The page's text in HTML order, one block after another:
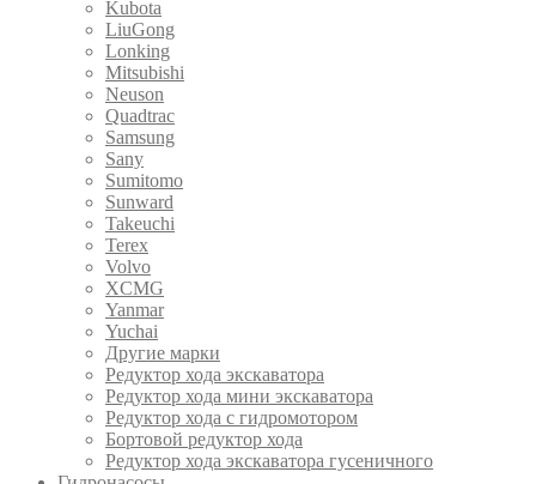
Kubota
LiuGong
Lonking
Mitsubishi
Neuson
Quadtrac
Samsung
Sany
Sumitomo
Sunward
Takeuchi
Terex
Volvo
XCMG
Yanmar
Yuchai
Другие марки
Редуктор хода экскаватора
Редуктор хода мини экскаватора
Редуктор хода с гидромотором
Бортовой редуктор хода
Редуктор хода экскаватора гусеничного